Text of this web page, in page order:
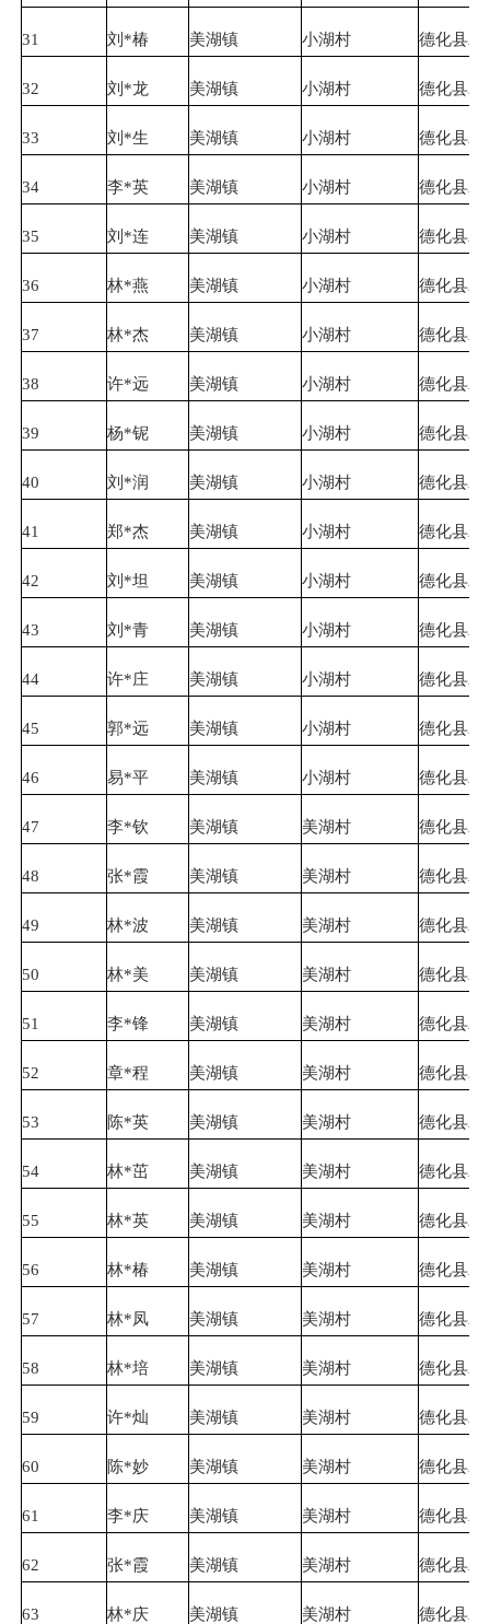
31 刘*椿 美湖镇 小湖村 德化县农
32 刘*龙 美湖镇 小湖村 德化县农
33 刘*生 美湖镇 小湖村 德化县农
34 李*英 美湖镇 小湖村 德化县农
35 刘*连 美湖镇 小湖村 德化县农
36 林*燕 美湖镇 小湖村 德化县农
37 林*杰 美湖镇 小湖村 德化县农
38 许*远 美湖镇 小湖村 德化县农
39 杨*铌 美湖镇 小湖村 德化县农
40 刘*润 美湖镇 小湖村 德化县农
41 郑*杰 美湖镇 小湖村 德化县农
42 刘*坦 美湖镇 小湖村 德化县农
43 刘*青 美湖镇 小湖村 德化县农
44 许*庄 美湖镇 小湖村 德化县农
45 郭*远 美湖镇 小湖村 德化县农
46 易*平 美湖镇 小湖村 德化县农
47 李*钦 美湖镇 美湖村 德化县农
48 张*霞 美湖镇 美湖村 德化县农
49 林*波 美湖镇 美湖村 德化县农
50 林*美 美湖镇 美湖村 德化县农
51 李*锋 美湖镇 美湖村 德化县农
52 章*程 美湖镇 美湖村 德化县农
53 陈*英 美湖镇 美湖村 德化县农
54 林*茁 美湖镇 美湖村 德化县农
55 林*英 美湖镇 美湖村 德化县农
56 林*椿 美湖镇 美湖村 德化县农
57 林*凤 美湖镇 美湖村 德化县农
58 林*培 美湖镇 美湖村 德化县农
59 许*灿 美湖镇 美湖村 德化县农
60 陈*妙 美湖镇 美湖村 德化县农
61 李*庆 美湖镇 美湖村 德化县农
62 张*霞 美湖镇 美湖村 德化县农
63 林*庆 美湖镇 美湖村 德化县农